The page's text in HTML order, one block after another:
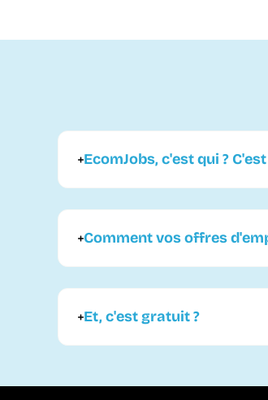
EcomJobs, c'est qui ?
Comment vos offres
Et, c'est gratuit ?